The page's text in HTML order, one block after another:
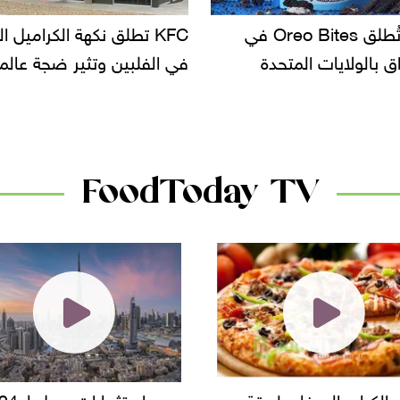
KFC تطلق نكهة الكراميل المملح
وتثير ضجة عالمية
دعوات للتحقيق في أسباب
سحب بعض ألبان
FoodToday TV